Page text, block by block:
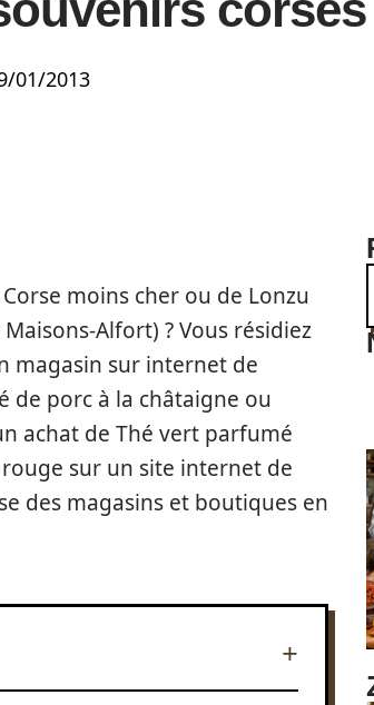
01/2013
moins cher ou de Lonzu
Alfort) ? Vous résidiez
magasin sur internet de
de porc à la châtaigne ou
achat de Thé vert parfumé
sur un site internet de
des magasins et boutiques en